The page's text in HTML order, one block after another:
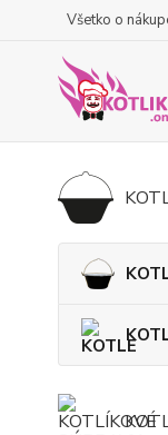
Všetko o